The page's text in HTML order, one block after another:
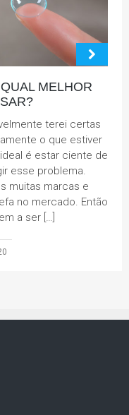
MELHOR
terei certas
o que estiver
é estar ciente de
esse problema.
muitas marcas e
no mercado. Então
a ser […]